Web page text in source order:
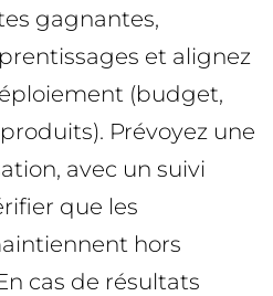
gagnantes,
et alignez
(budget,
Prévoyez une
avec un suivi
que les
hors
cas de résultats